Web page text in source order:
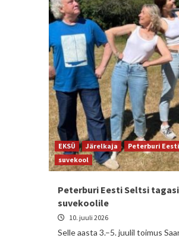
EKSÜ Järelkaja Peterburi
suvekool
Peterburi Eesti Seltsi
suvekoolile
10. juuli 2026
Selle aasta 3.–5. juulil toimus